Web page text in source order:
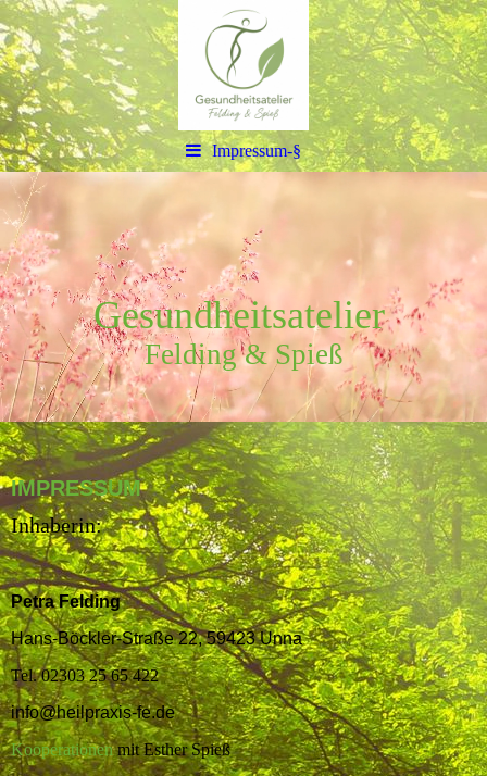
Impressum-§
Gesundheitsatelier
Felding & Spieß
IMPRESSUM
Inhaberin:
Petra Felding
Hans-Böckler-Straße 22, 59423 Unna
Tel. 02303 25 65 422
info@heilpraxis-fe.de
Kooperationenmit Esther Spieß